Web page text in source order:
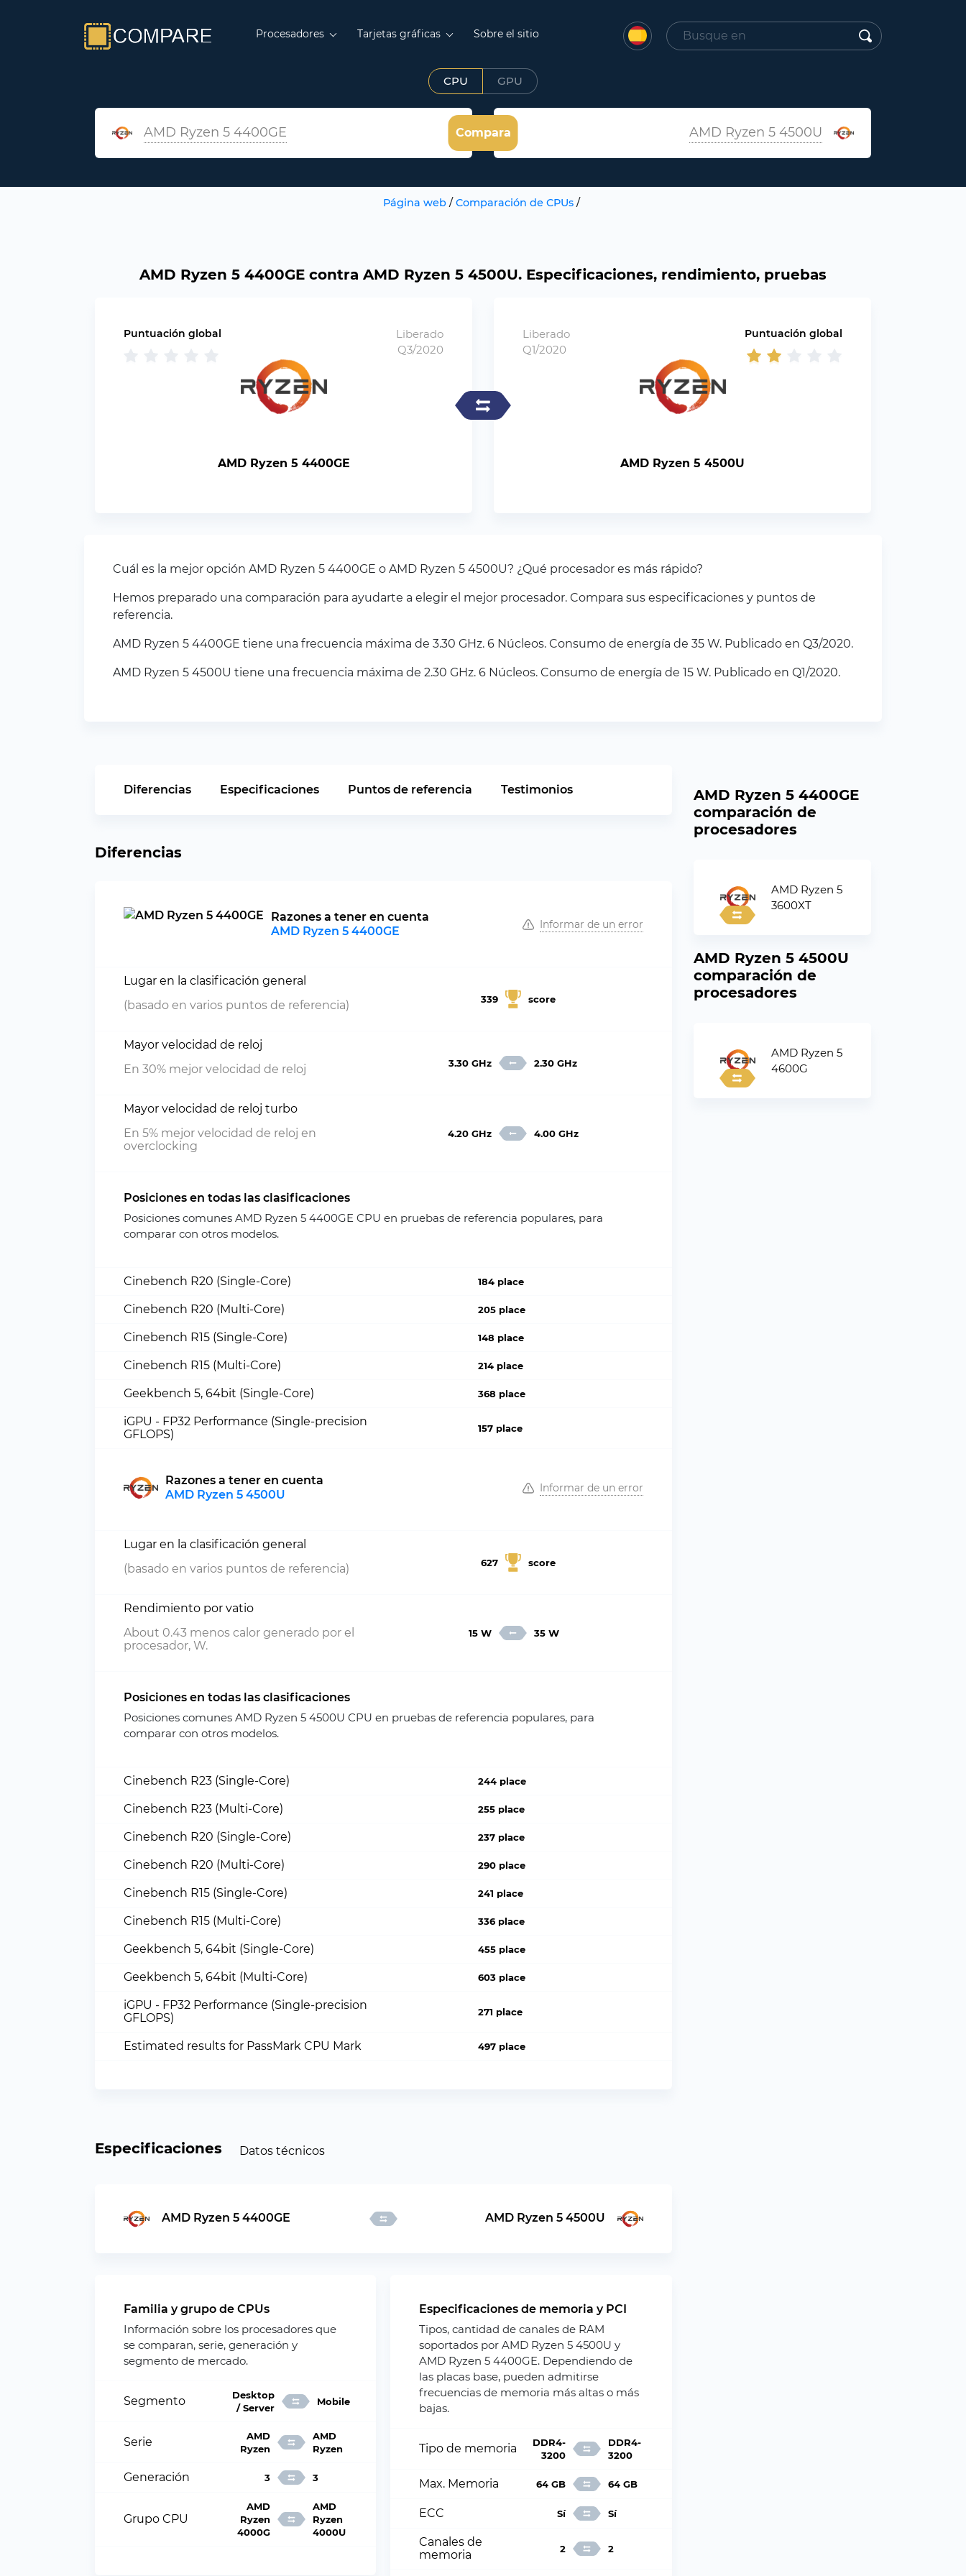
Procesadores Tarjetas gráficas Sobre el sitio
CPU GPU
AMD Ryzen 5 4400GE AMD Ryzen 5 4500U
Compara
Página web / Comparación de CPUs /
AMD Ryzen 5 4400GE contra AMD Ryzen 5 4500U. Especificaciones, rendimiento, pruebas
Puntuación global
Liberado
Q3/2020
AMD Ryzen 5 4400GE
Liberado
Q1/2020
Puntuación global
AMD Ryzen 5 4500U
Cuál es la mejor opción AMD Ryzen 5 4400GE o AMD Ryzen 5 4500U? ¿Qué procesador es más rápido?
Hemos preparado una comparación para ayudarte a elegir el mejor procesador. Compara sus especificaciones y puntos de
referencia.
AMD Ryzen 5 4400GE tiene una frecuencia máxima de 3.30 GHz. 6 Núcleos. Consumo de energía de 35 W. Publicado en Q3/2020.
AMD Ryzen 5 4500U tiene una frecuencia máxima de 2.30 GHz. 6 Núcleos. Consumo de energía de 15 W. Publicado en Q1/2020.
Diferencias Especificaciones Puntos de referencia Testimonios
Diferencias
Razones a tener en cuenta
AMD Ryzen 5 4400GE
Informar de un error
Lugar en la clasificación general
(basado en varios puntos de referencia)
339 score
Mayor velocidad de reloj
En 30% mejor velocidad de reloj
3.30 GHz 2.30 GHz
Mayor velocidad de reloj turbo
En 5% mejor velocidad de reloj en
overclocking
4.20 GHz 4.00 GHz
Posiciones en todas las clasificaciones
Posiciones comunes AMD Ryzen 5 4400GE CPU en pruebas de referencia populares, para
comparar con otros modelos.
Cinebench R20 (Single-Core) 184 place
Cinebench R20 (Multi-Core) 205 place
Cinebench R15 (Single-Core) 148 place
Cinebench R15 (Multi-Core) 214 place
Geekbench 5, 64bit (Single-Core) 368 place
iGPU - FP32 Performance (Single-precision
GFLOPS)
157 place
Razones a tener en cuenta
AMD Ryzen 5 4500U
Informar de un error
Lugar en la clasificación general
(basado en varios puntos de referencia)
627 score
Rendimiento por vatio
About 0.43 menos calor generado por el
procesador, W.
15 W 35 W
Posiciones en todas las clasificaciones
Posiciones comunes AMD Ryzen 5 4500U CPU en pruebas de referencia populares, para
comparar con otros modelos.
Cinebench R23 (Single-Core) 244 place
Cinebench R23 (Multi-Core) 255 place
Cinebench R20 (Single-Core) 237 place
Cinebench R20 (Multi-Core) 290 place
Cinebench R15 (Single-Core) 241 place
Cinebench R15 (Multi-Core) 336 place
Geekbench 5, 64bit (Single-Core) 455 place
Geekbench 5, 64bit (Multi-Core) 603 place
iGPU - FP32 Performance (Single-precision
GFLOPS)
271 place
Estimated results for PassMark CPU Mark 497 place
Especificaciones Datos técnicos
AMD Ryzen 5 4400GE AMD Ryzen 5 4500U
Familia y grupo de CPUs
Información sobre los procesadores que
se comparan, serie, generación y
segmento de mercado.
Segmento
Desktop
/ Server
Mobile
Serie
AMD
Ryzen
AMD
Ryzen
Generación 3 3
Grupo CPU
AMD
Ryzen
4000G
AMD
Ryzen
4000U
Especificaciones de memoria y PCI
Tipos, cantidad de canales de RAM
soportados por AMD Ryzen 5 4500U y
AMD Ryzen 5 4400GE. Dependiendo de
las placas base, pueden admitirse
frecuencias de memoria más altas o más
bajas.
Tipo de memoria
DDR4-
3200
DDR4-
3200
Max. Memoria 64 GB 64 GB
ECC Sí Sí
Canales de
memoria
2 2
AMD Ryzen 5 4400GE
comparación de
procesadores
AMD Ryzen 5
3600XT
AMD Ryzen 5 4500U
comparación de
procesadores
AMD Ryzen 5
4600G